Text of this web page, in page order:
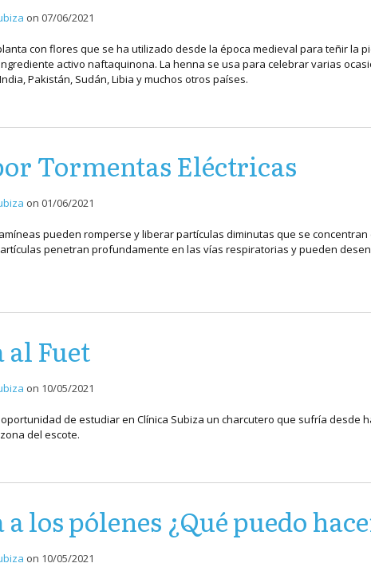
on 07/06/2021
con flores que se ha utilizado desde la época medieval para teñir la
activo naftaquinona. La henna se usa para celebrar varias
Pakistán, Sudán, Libia y muchos otros países.
Tormentas Eléctricas
on 01/06/2021
pueden romperse y liberar partículas diminutas que se
penetran profundamente en las vías respiratorias y pueden
Fuet
on 10/05/2021
de estudiar en Clínica Subiza un charcutero que sufría desde
del escote.
los pólenes ¿Qué puedo
on 10/05/2021